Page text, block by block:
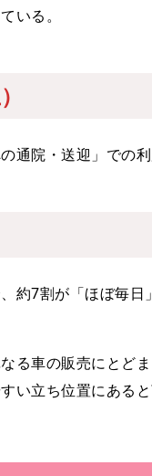
いる。
通院・送迎」での
約7割が「ほぼ毎
る車の販売にとど
い立ち位置にあると